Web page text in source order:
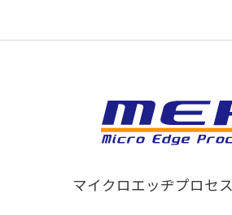
マイクロエッヂプロセ